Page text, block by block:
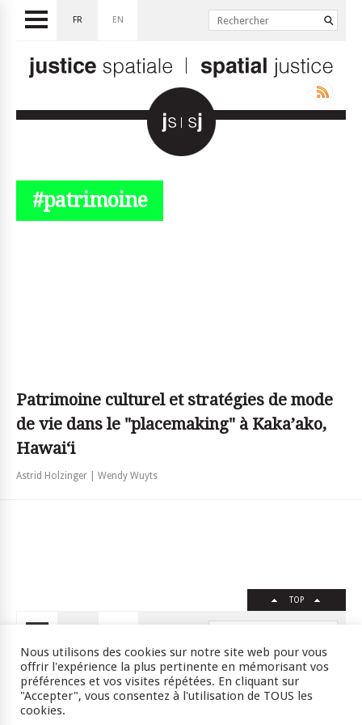
FR EN
#patrimoine
Patrimoine culturel et stratégies de mode
de vie dans le "placemaking" à Kaka’ako,
Hawai‘i
Astrid Holzinger | Wendy Wuyts
TOP
Crédits RSS Plan du site
Nous utilisons des cookies sur notre site web pour vous
offrir l'expérience la plus pertinente en mémorisant vos
préférences et vos visites répétées. En cliquant sur
"Accepter", vous consentez à l'utilisation de TOUS les
cookies.